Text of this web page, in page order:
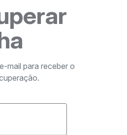
mail para receber o